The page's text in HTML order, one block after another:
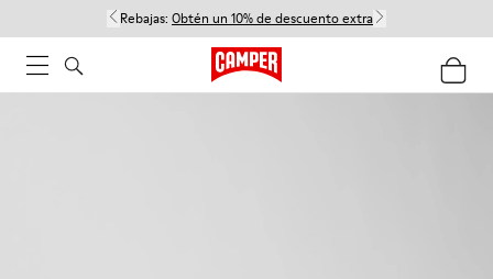
Rebajas: Obtén un 10% de descuento extra